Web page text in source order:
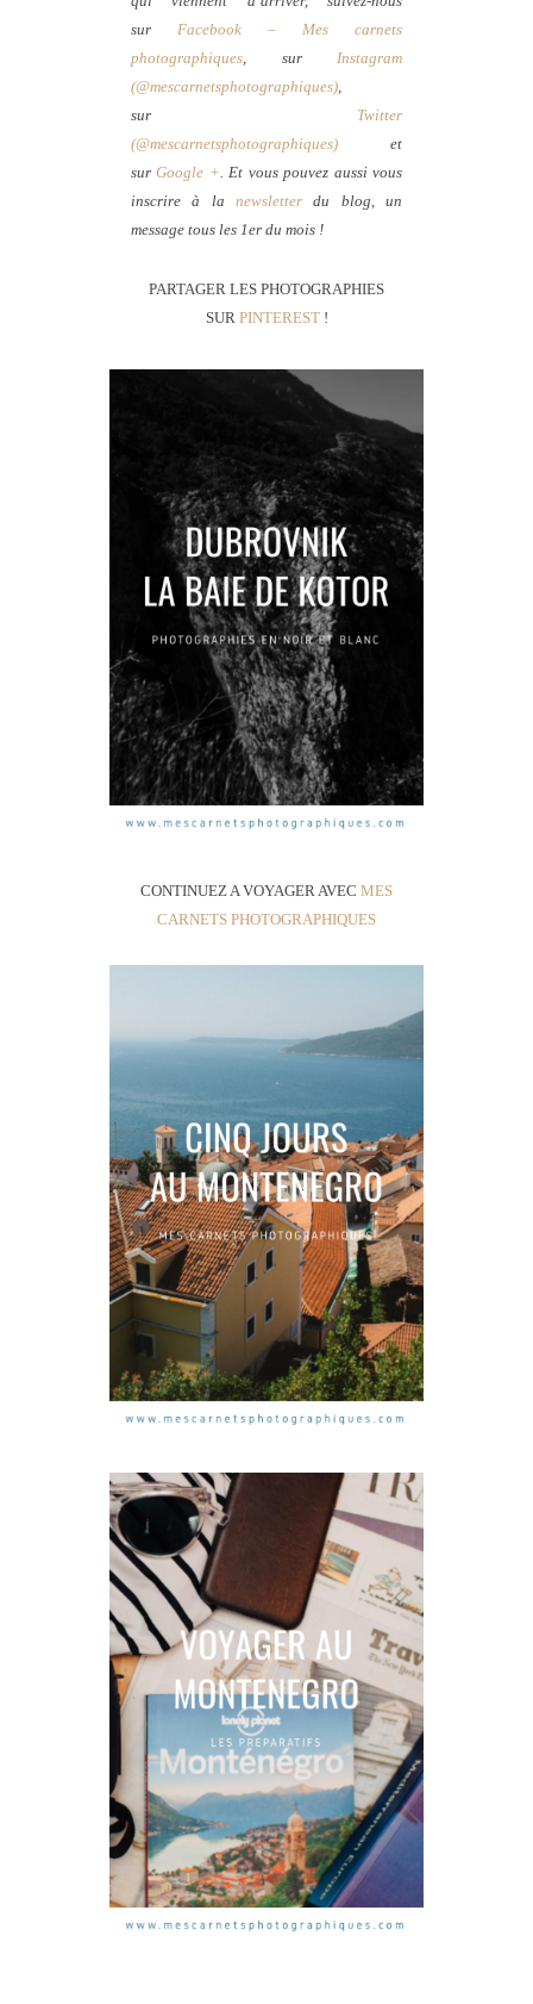
sur Facebook – Mes carnets
photographiques , sur Instagram
(@mescarnetsphotographiques)
sur Twitter
(@mescarnetsphotographiques) et
surGoogle + . Et vous pouvez aussi vous
inscrire à la newsletter du blog, un
message tous les 1er du mois !
PARTAGER LES PHOTOGRAPHIES
SUR PINTEREST!
CONTINUEZ A VOYAGER AVEC MES
CARNETS PHOTOGRAPHIQUES